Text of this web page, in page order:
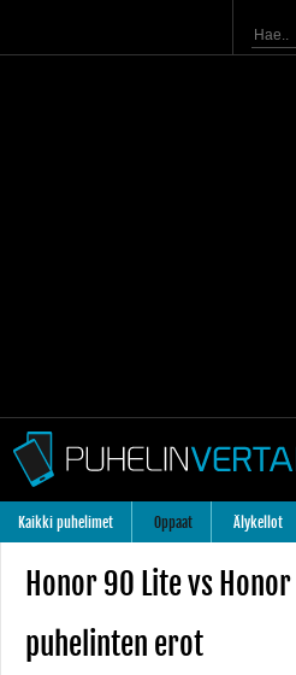
Kaikki puhelimet Oppaat Älykellot
Honor 90 Lite vs
puhelinten erot